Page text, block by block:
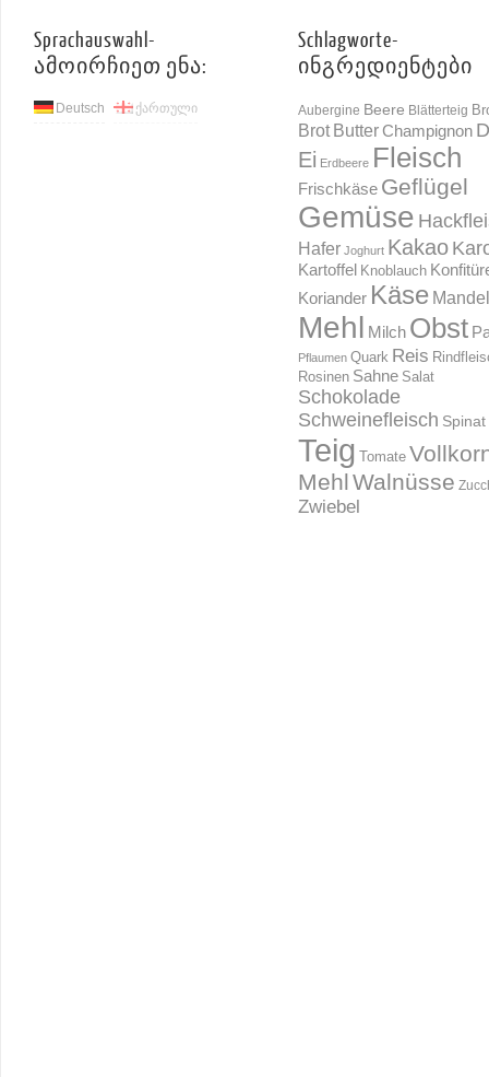
Sprachauswahl-
ამოირჩიეთ ენა:
Deutsch ქართული
Schlagworte-
ინგრედიენტები
Aubergine Beere Blätterteig
Brot ButterChampignon
Ei Erdbeere Fleisch
Frischkäse Geflügel
Gemüse
Hafer Joghurt Kakao
Kartoffel Knoblauch
Koriander Käse Mandel
Mehl Milch Obst
Pflaumen Quark Reis
Rosinen Sahne Salat
Schokolade
Schweinefleisch Spinat
Teig Tomate
MehlWalnüsse
Zwiebel